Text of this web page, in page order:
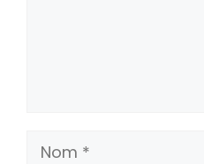
Nom